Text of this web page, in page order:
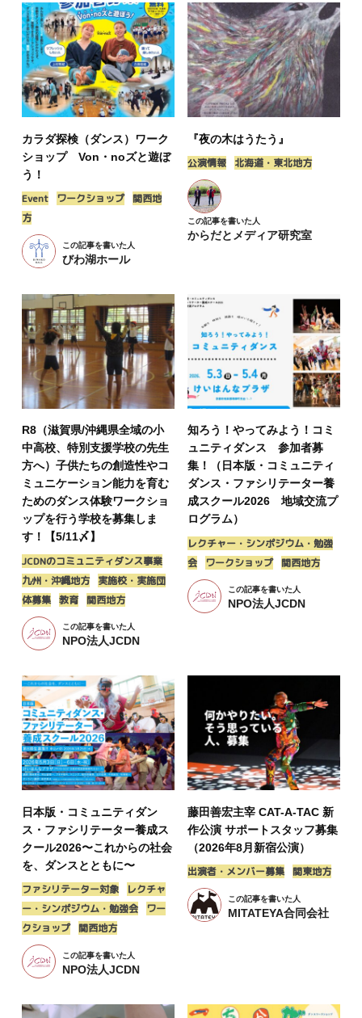
カラダ探検（ダンス）ワーク
ショップ Von・noズと遊ぼ
う！
Event ワークショップ 関西地
方
この記事を書いた人
びわ湖ホール
『夜の木はうたう』
公演情報 北海道・東北地方
この記事を書いた人
からだとメディア研究室
R8（滋賀県/沖縄県全域の小
中高校、特別支援学校の先生
方へ）子供たちの創造性やコ
ミュニケーション能力を育む
ためのダンス体験ワークショ
ップを行う学校を募集しま
す！【5/11〆】
JCDNのコミュニティダンス事業
九州・沖縄地方
実施校・実施団
体募集 教育 関西地方
この記事を書いた人
NPO法人JCDN
知ろう！やってみよう！コミ
ュニティダンス 参加者募
集！（日本版・コミュニティ
ダンス・ファシリテーター養
成スクール2026 地域交流プ
ログラム）
レクチャー・シンポジウム・勉強
会
ワークショップ 関西地方
この記事を書いた人
NPO法人JCDN
日本版・コミュニティダン
ス・ファシリテーター養成ス
クール2026〜これからの社会
を、ダンスとともに〜
ファシリテーター対象
レクチャ
ー・シンポジウム・勉強会
ワー
クショップ 関西地方
この記事を書いた人
NPO法人JCDN
藤田善宏主宰 CAT-A-TAC 新
作公演 サポートスタッフ募集
（2026年8月新宿公演）
出演者・メンバー募集 関東地方
この記事を書いた人
MITATEYA合同会社